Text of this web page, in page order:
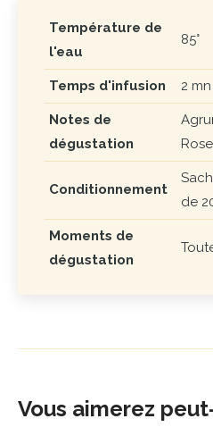
Température de
l'eau
85°
Temps d'infusion 2 mn
Notes de
dégustation
Conditionnement
de
Moments de
dégustation
Vous aimerez